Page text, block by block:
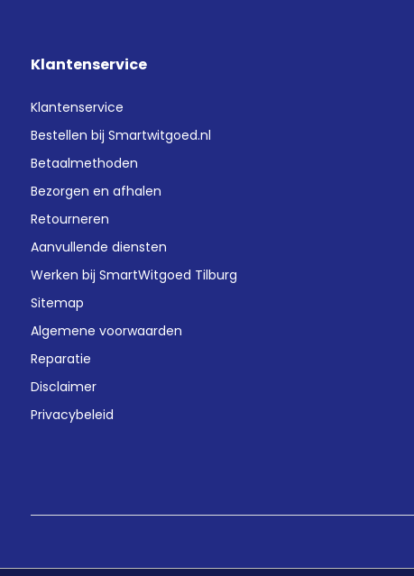
Klantenservice
Klantenservice
Bestellen bij Smartwitgoed.nl
Betaalmethoden
Bezorgen en afhalen
Retourneren
Aanvullende diensten
Werken bij SmartWitgoed Tilburg
Sitemap
Algemene voorwaarden
Reparatie
Disclaimer
Privacybeleid